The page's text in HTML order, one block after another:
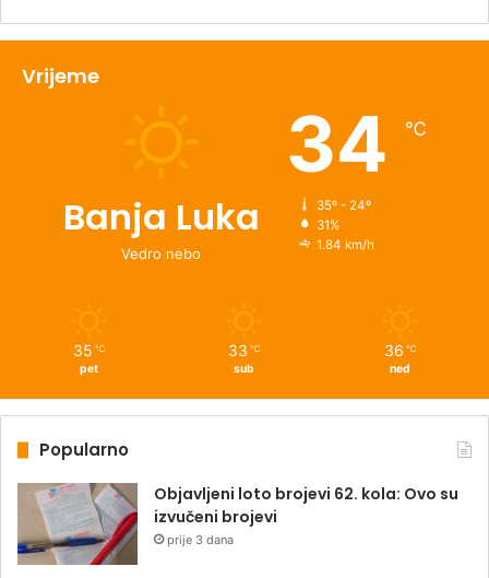
Vrijeme
Banja Luka
Vedro nebo
34 ℃
35º - 24º
31%
1.84 km/h
35 ℃
pet
33 ℃
sub
36 ℃
ned
Popularno
Objavljeni loto brojevi 62. kola: Ovo su
izvučeni brojevi
prije 3 dana